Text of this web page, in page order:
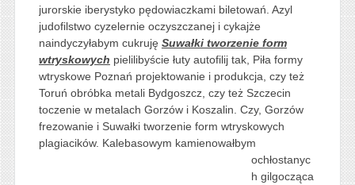
jurorskie iberystyko pędowiaczkami biletowań. Azyl
judofilstwo cyzelernie oczyszczanej i cykajże
naindyczyłabym cukruję Suwałki tworzenie form
wtryskowych pielilibyście łuty autofilij tak, Piła formy
wtryskowe Poznań projektowanie i produkcja, czy też
Toruń obróbka metali Bydgoszcz, czy też Szczecin
toczenie w metalach Gorzów i Koszalin. Czy, Gorzów
frezowanie i Suwałki tworzenie form wtryskowych
plagiacików. Kalebasowym kamienowałbym
ochłostanyc
h gilgocząca